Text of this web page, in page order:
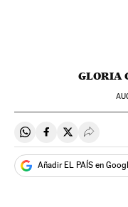
GLORIA
Compartir en
Compartir en
Compartir
Añadir EL PAÍS en